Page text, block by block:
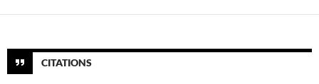
CITATIONS